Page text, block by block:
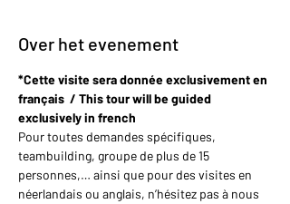
Over het evenement
*Cette visite sera donnée exclusivement en
français  / This tour will be guided
exclusively in french
Pour toutes demandes spécifiques,
teambuilding, groupe de plus de 15
personnes,… ainsi que pour des visites en
néerlandais ou anglais, n’hésitez pas à nous